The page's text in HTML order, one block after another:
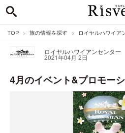
TOP 旅の情報を探す ロイヤルハワイア
ロイヤルハワイアンセンター
2021年04月 2日
4月のイベント&プロモー